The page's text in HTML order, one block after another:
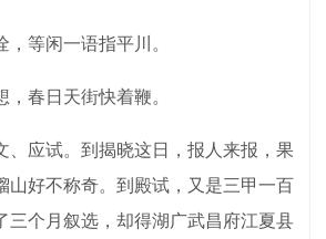
等闲一语指平川。
春日天街快着鞭。
应试。到揭晓这日，报人来报，果
山好不称奇。到殿试，又是三甲一百
三个月叙选，却得湖广武昌府江夏县